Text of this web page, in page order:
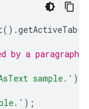
().getActiveTab
by a paragraph
sample.' );
);